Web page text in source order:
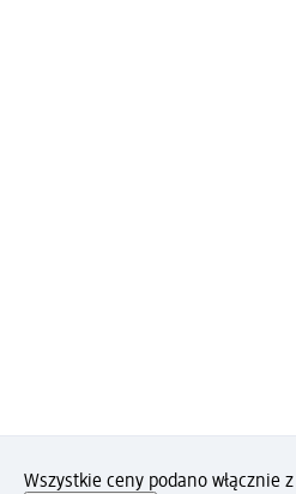
Wszystkie ceny podano włącznie